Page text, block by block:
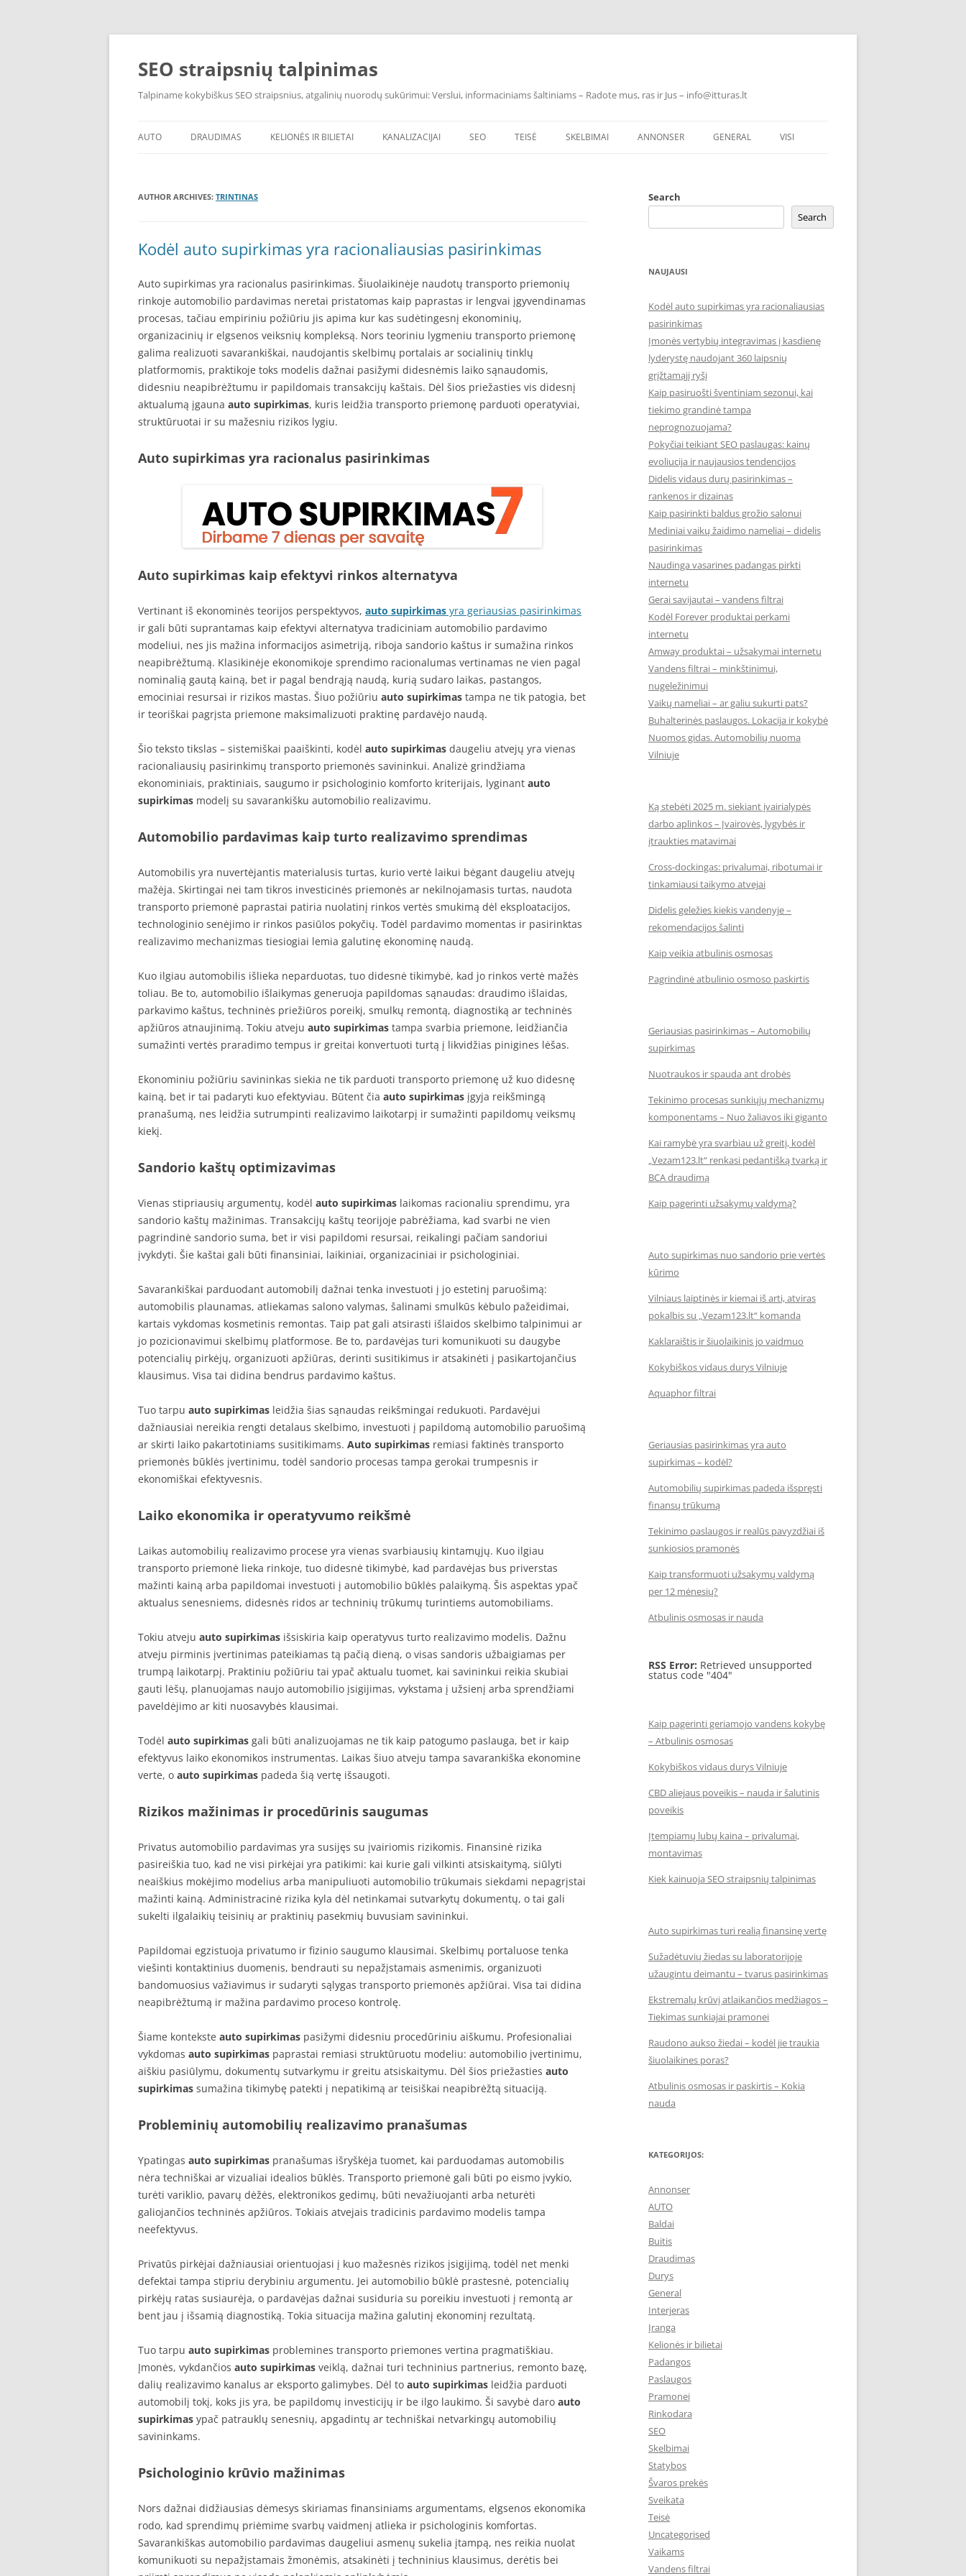
Skip
SEO straipsnių talpinimas
Talpiname kokybiškus SEO straipsnius, atgalinių nuorodų sukūrimui: Verslui, informaciniams šaltiniams – Radote mus, ras ir Jus – info@itturas.lt
AUTO DRAUDIMAS KELIONĖS IR BILIETAI KANALIZACIJAI SEO TEISĖ SKELBIMAI ANNONSER GENERAL VISI
AUTHOR ARCHIVES: TRINTINAS
Kodėl auto supirkimas yra racionaliausias pasirinkimas
Auto supirkimas yra racionalus pasirinkimas. Šiuolaikinėje naudotų transporto priemonių
rinkoje automobilio pardavimas neretai pristatomas kaip paprastas ir lengvai įgyvendinamas
procesas, tačiau empiriniu požiūriu jis apima kur kas sudėtingesnį ekonominių,
organizacinių ir elgsenos veiksnių kompleksą. Nors teoriniu lygmeniu transporto priemonę
galima realizuoti savarankiškai, naudojantis skelbimų portalais ar socialinių tinklų
platformomis, praktikoje toks modelis dažnai pasižymi didesnėmis laiko sąnaudomis,
didesniu neapibrėžtumu ir papildomais transakcijų kaštais. Dėl šios priežasties vis didesnį
aktualumą įgauna auto supirkimas, kuris leidžia transporto priemonę parduoti operatyviai,
struktūruotai ir su mažesniu rizikos lygiu.
Auto supirkimas yra racionalus pasirinkimas
Auto supirkimas kaip efektyvi rinkos alternatyva
Vertinant iš ekonominės teorijos perspektyvos, auto supirkimas yra geriausias pasirinkimas
ir gali būti suprantamas kaip efektyvi alternatyva tradiciniam automobilio pardavimo
modeliui, nes jis mažina informacijos asimetriją, riboja sandorio kaštus ir sumažina rinkos
neapibrėžtumą. Klasikinėje ekonomikoje sprendimo racionalumas vertinamas ne vien pagal
nominalią gautą kainą, bet ir pagal bendrąją naudą, kurią sudaro laikas, pastangos,
emociniai resursai ir rizikos mastas. Šiuo požiūriu auto supirkimas tampa ne tik patogia, bet
ir teoriškai pagrįsta priemone maksimalizuoti praktinę pardavėjo naudą.
Šio teksto tikslas – sistemiškai paaiškinti, kodėl auto supirkimas daugeliu atvejų yra vienas
racionaliausių pasirinkimų transporto priemonės savininkui. Analizė grindžiama
ekonominiais, praktiniais, saugumo ir psichologinio komforto kriterijais, lyginant auto
supirkimas modelį su savarankišku automobilio realizavimu.
Automobilio pardavimas kaip turto realizavimo sprendimas
Automobilis yra nuvertėjantis materialusis turtas, kurio vertė laikui bėgant daugeliu atvejų
mažėja. Skirtingai nei tam tikros investicinės priemonės ar nekilnojamasis turtas, naudota
transporto priemonė paprastai patiria nuolatinį rinkos vertės smukimą dėl eksploatacijos,
technologinio senėjimo ir rinkos pasiūlos pokyčių. Todėl pardavimo momentas ir pasirinktas
realizavimo mechanizmas tiesiogiai lemia galutinę ekonominę naudą.
Kuo ilgiau automobilis išlieka neparduotas, tuo didesnė tikimybė, kad jo rinkos vertė mažės
toliau. Be to, automobilio išlaikymas generuoja papildomas sąnaudas: draudimo išlaidas,
parkavimo kaštus, techninės priežiūros poreikį, smulkų remontą, diagnostiką ar techninės
apžiūros atnaujinimą. Tokiu atveju auto supirkimas tampa svarbia priemone, leidžiančia
sumažinti vertės praradimo tempus ir greitai konvertuoti turtą į likvidžias pinigines lėšas.
Ekonominiu požiūriu savininkas siekia ne tik parduoti transporto priemonę už kuo didesnę
kainą, bet ir tai padaryti kuo efektyviau. Būtent čia auto supirkimas įgyja reikšmingą
pranašumą, nes leidžia sutrumpinti realizavimo laikotarpį ir sumažinti papildomų veiksmų
kiekį.
Sandorio kaštų optimizavimas
Vienas stipriausių argumentų, kodėl auto supirkimas laikomas racionaliu sprendimu, yra
sandorio kaštų mažinimas. Transakcijų kaštų teorijoje pabrėžiama, kad svarbi ne vien
pagrindinė sandorio suma, bet ir visi papildomi resursai, reikalingi pačiam sandoriui
įvykdyti. Šie kaštai gali būti finansiniai, laikiniai, organizaciniai ir psichologiniai.
Savarankiškai parduodant automobilį dažnai tenka investuoti į jo estetinį paruošimą:
automobilis plaunamas, atliekamas salono valymas, šalinami smulkūs kėbulo pažeidimai,
kartais vykdomas kosmetinis remontas. Taip pat gali atsirasti išlaidos skelbimo talpinimui ar
jo pozicionavimui skelbimų platformose. Be to, pardavėjas turi komunikuoti su daugybe
potencialių pirkėjų, organizuoti apžiūras, derinti susitikimus ir atsakinėti į pasikartojančius
klausimus. Visa tai didina bendrus pardavimo kaštus.
Tuo tarpu auto supirkimas leidžia šias sąnaudas reikšmingai redukuoti. Pardavėjui
dažniausiai nereikia rengti detalaus skelbimo, investuoti į papildomą automobilio paruošimą
ar skirti laiko pakartotiniams susitikimams. Auto supirkimas remiasi faktinės transporto
priemonės būklės įvertinimu, todėl sandorio procesas tampa gerokai trumpesnis ir
ekonomiškai efektyvesnis.
Laiko ekonomika ir operatyvumo reikšmė
Laikas automobilių realizavimo procese yra vienas svarbiausių kintamųjų. Kuo ilgiau
transporto priemonė lieka rinkoje, tuo didesnė tikimybė, kad pardavėjas bus priverstas
mažinti kainą arba papildomai investuoti į automobilio būklės palaikymą. Šis aspektas ypač
aktualus senesniems, didesnės ridos ar techninių trūkumų turintiems automobiliams.
Tokiu atveju auto supirkimas išsiskiria kaip operatyvus turto realizavimo modelis. Dažnu
atveju pirminis įvertinimas pateikiamas tą pačią dieną, o visas sandoris užbaigiamas per
trumpą laikotarpį. Praktiniu požiūriu tai ypač aktualu tuomet, kai savininkui reikia skubiai
gauti lėšų, planuojamas naujo automobilio įsigijimas, vykstama į užsienį arba sprendžiami
paveldėjimo ar kiti nuosavybės klausimai.
Todėl auto supirkimas gali būti analizuojamas ne tik kaip patogumo paslauga, bet ir kaip
efektyvus laiko ekonomikos instrumentas. Laikas šiuo atveju tampa savarankiška ekonomine
verte, o auto supirkimas padeda šią vertę išsaugoti.
Rizikos mažinimas ir procedūrinis saugumas
Privatus automobilio pardavimas yra susijęs su įvairiomis rizikomis. Finansinė rizika
pasireiškia tuo, kad ne visi pirkėjai yra patikimi: kai kurie gali vilkinti atsiskaitymą, siūlyti
neaiškius mokėjimo modelius arba manipuliuoti automobilio trūkumais siekdami nepagrįstai
mažinti kainą. Administracinė rizika kyla dėl netinkamai sutvarkytų dokumentų, o tai gali
sukelti ilgalaikių teisinių ar praktinių pasekmių buvusiam savininkui.
Papildomai egzistuoja privatumo ir fizinio saugumo klausimai. Skelbimų portaluose tenka
viešinti kontaktinius duomenis, bendrauti su nepažįstamais asmenimis, organizuoti
bandomuosius važiavimus ir sudaryti sąlygas transporto priemonės apžiūrai. Visa tai didina
neapibrėžtumą ir mažina pardavimo proceso kontrolę.
Šiame kontekste auto supirkimas pasižymi didesniu procedūriniu aiškumu. Profesionaliai
vykdomas auto supirkimas paprastai remiasi struktūruotu modeliu: automobilio įvertinimu,
aiškiu pasiūlymu, dokumentų sutvarkymu ir greitu atsiskaitymu. Dėl šios priežasties auto
supirkimas sumažina tikimybę patekti į nepatikimą ar teisiškai neapibrėžtą situaciją.
Probleminių automobilių realizavimo pranašumas
Ypatingas auto supirkimas pranašumas išryškėja tuomet, kai parduodamas automobilis
nėra techniškai ar vizualiai idealios būklės. Transporto priemonė gali būti po eismo įvykio,
turėti variklio, pavarų dėžės, elektronikos gedimų, būti nevažiuojanti arba neturėti
galiojančios techninės apžiūros. Tokiais atvejais tradicinis pardavimo modelis tampa
neefektyvus.
Privatūs pirkėjai dažniausiai orientuojasi į kuo mažesnės rizikos įsigijimą, todėl net menki
defektai tampa stipriu derybiniu argumentu. Jei automobilio būklė prastesnė, potencialių
pirkėjų ratas susiaurėja, o pardavėjas dažnai susiduria su poreikiu investuoti į remontą ar
bent jau į išsamią diagnostiką. Tokia situacija mažina galutinį ekonominį rezultatą.
Tuo tarpu auto supirkimas problemines transporto priemones vertina pragmatiškiau.
Įmonės, vykdančios auto supirkimas veiklą, dažnai turi techninius partnerius, remonto bazę,
dalių realizavimo kanalus ar eksporto galimybes. Dėl to auto supirkimas leidžia parduoti
automobilį tokį, koks jis yra, be papildomų investicijų ir be ilgo laukimo. Ši savybė daro auto
supirkimas ypač patrauklų senesnių, apgadintų ar techniškai netvarkingų automobilių
savininkams.
Psichologinio krūvio mažinimas
Nors dažnai didžiausias dėmesys skiriamas finansiniams argumentams, elgsenos ekonomika
rodo, kad sprendimų priėmime svarbų vaidmenį atlieka ir psichologinis komfortas.
Savarankiškas automobilio pardavimas daugeliui asmenų sukelia įtampą, nes reikia nuolat
komunikuoti su nepažįstamais žmonėmis, atsakinėti į techninius klausimus, derėtis bei
Search
Search
NAUJAUSI
Kodėl auto supirkimas yra racionaliausias
pasirinkimas
Įmonės vertybių integravimas į kasdienę
lyderystę naudojant 360 laipsnių
grįžtamąjį ryšį
Kaip pasiruošti šventiniam sezonui, kai
tiekimo grandinė tampa
neprognozuojama?
Pokyčiai teikiant SEO paslaugas: kainų
evoliucija ir naujausios tendencijos
Didelis vidaus durų pasirinkimas –
rankenos ir dizainas
Kaip pasirinkti baldus grožio salonui
Mediniai vaikų žaidimo nameliai – didelis
pasirinkimas
Naudinga vasarines padangas pirkti
internetu
Gerai savijautai – vandens filtrai
Kodėl Forever produktai perkami
internetu
Amway produktai – užsakymai internetu
Vandens filtrai – minkštinimui,
nugeležinimui
Vaikų nameliai – ar galiu sukurti pats?
Buhalterinės paslaugos. Lokacija ir kokybė
Nuomos gidas. Automobilių nuoma
Vilniuje
Ką stebėti 2025 m. siekiant įvairialypės
darbo aplinkos – Įvairovės, lygybės ir
įtraukties matavimai
Cross-dockingas: privalumai, ribotumai ir
tinkamiausi taikymo atvejai
Didelis geležies kiekis vandenyje –
rekomendacijos šalinti
Kaip veikia atbulinis osmosas
Pagrindinė atbulinio osmoso paskirtis
Geriausias pasirinkimas – Automobilių
supirkimas
Nuotraukos ir spauda ant drobės
Tekinimo procesas sunkiųjų mechanizmų
komponentams – Nuo žaliavos iki giganto
Kai ramybė yra svarbiau už greitį, kodėl
„Vezam123.lt“ renkasi pedantišką tvarką ir
BCA draudimą
Kaip pagerinti užsakymų valdymą?
Auto supirkimas nuo sandorio prie vertės
kūrimo
Vilniaus laiptinės ir kiemai iš arti, atviras
pokalbis su „Vezam123.lt“ komanda
Kaklaraištis ir šiuolaikinis jo vaidmuo
Kokybiškos vidaus durys Vilniuje
Aquaphor filtrai
Geriausias pasirinkimas yra auto
supirkimas – kodėl?
Automobilių supirkimas padeda išspręsti
finansų trūkumą
Tekinimo paslaugos ir realūs pavyzdžiai iš
sunkiosios pramonės
Kaip transformuoti užsakymų valdymą
per 12 mėnesių?
Atbulinis osmosas ir nauda
RSS Error: Retrieved unsupported
status code "404"
Kaip pagerinti geriamojo vandens kokybę
– Atbulinis osmosas
Kokybiškos vidaus durys Vilniuje
CBD aliejaus poveikis – nauda ir šalutinis
poveikis
Įtempiamų lubų kaina – privalumai,
montavimas
Kiek kainuoja SEO straipsnių talpinimas
Auto supirkimas turi realią finansinę vertę
Sužadėtuvių žiedas su laboratorijoje
užaugintu deimantu – tvarus pasirinkimas
Ekstremalų krūvį atlaikančios medžiagos –
Tiekimas sunkiajai pramonei
Raudono aukso žiedai – kodėl jie traukia
šiuolaikines poras?
Atbulinis osmosas ir paskirtis – Kokia
nauda
KATEGORIJOS:
Annonser
AUTO
Baldai
Buitis
Draudimas
Durys
General
Interjeras
Įranga
Kelionės ir bilietai
Padangos
Paslaugos
Pramonei
Rinkodara
SEO
Skelbimai
Statybos
Švaros prekės
Sveikata
Teisė
Uncategorised
Vaikams
Vandens filtrai